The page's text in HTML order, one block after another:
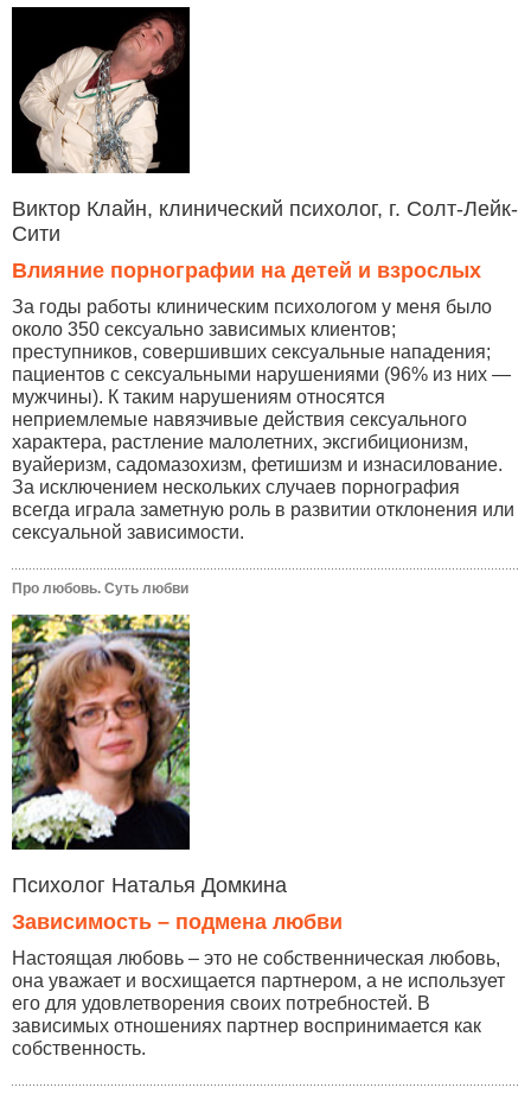
Виктор Клайн, клинический психолог, г. Солт-Лейк-
Сити
Влияние порнографии на детей и взрослых
За годы работы клиническим психологом у меня было
около 350 сексуально зависимых клиентов;
преступников, совершивших сексуальные нападения;
пациентов с сексуальными нарушениями (96% из них —
мужчины). К таким нарушениям относятся
неприемлемые навязчивые действия сексуального
характера, растление малолетних, эксгибиционизм,
вуайеризм, садомазохизм, фетишизм и изнасилование.
За исключением нескольких случаев порнография
всегда играла заметную роль в развитии отклонения или
сексуальной зависимости.
Про любовь. Суть любви
Психолог Наталья Домкина
Зависимость – подмена любви
Настоящая любовь – это не собственническая любовь,
она уважает и восхищается партнером, а не использует
его для удовлетворения своих потребностей. В
зависимых отношениях партнер воспринимается как
собственность.